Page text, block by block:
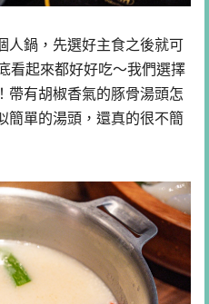
人鍋，先選好主食之後就可
看起來都好好吃～我們選擇
帶有胡椒香氣的豚骨湯頭怎
簡單的湯頭，還真的很不簡